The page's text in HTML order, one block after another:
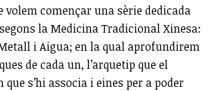
volem començar una sèrie dedicada
la Medicina Tradicional Xinesa:
i Aigua; en la qual aprofundirem
de cada un, l’arquetip que el
que s’hi associa i eines per a poder